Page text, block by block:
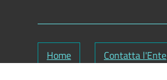
Home Contatta l'Ente